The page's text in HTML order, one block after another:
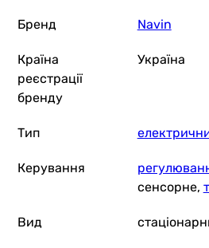
електричний
регулювання температури,
регулювання температури,
електронне, регулювання
електронне
електронне, регулювання
електронне, регулювання
стаціонарний
Бренд Navin
Країна
реєстрації
бренду
Україна
Тип
Керування
сенсорне,
Вид